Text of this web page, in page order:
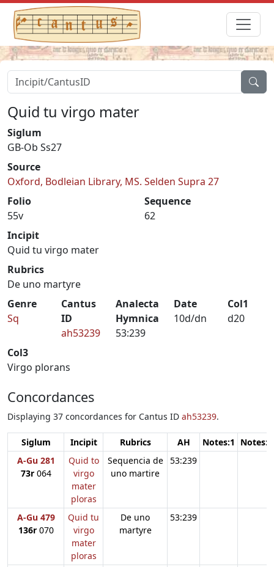
Quid tu virgo mater
Siglum
GB-Ob Ss27
Source
Oxford, Bodleian Library, MS. Selden Supra 27
Folio
55v
Sequence
62
Incipit
Quid tu virgo mater
Rubrics
De uno martyre
Genre
Sq
Cantus
ID
ah53239
Analecta
Hymnica
53:239
Date
10d/dn
Col1
d20
Col3
Virgo plorans
Concordances
Displaying 37 concordances for Cantus ID ah53239.
Siglum Incipit Rubrics AH Notes:1
Notes:2
A-Gu 281
73r064
Quid to
virgo
mater
ploras
Sequencia de
uno martire
53:239
A-Gu 479
136r070
Quid tu
virgo
mater
ploras
De uno
martyre
53:239